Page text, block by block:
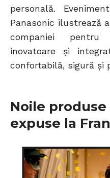
personală.
Panasonic ilustrează
companiei pentru
inovatoare și
confortabilă, sigură și
Noile produse
expuse la